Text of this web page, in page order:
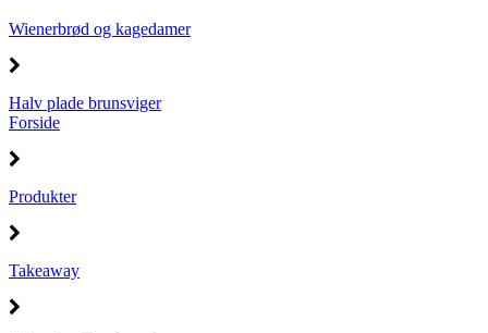
Wienerbrød og kagedamer
Halv plade brunsviger
Forside
Produkter
Takeaway